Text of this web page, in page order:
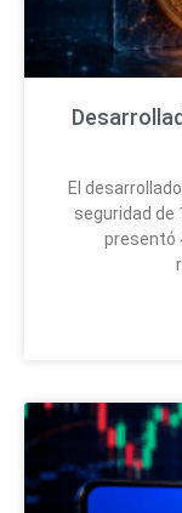
El
seguridad de
presentó